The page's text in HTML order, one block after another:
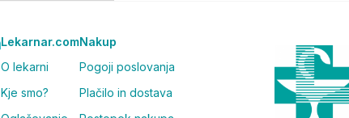
Lekarnar.com
O lekarni
Kje smo?
Nakup
Pogoji poslovanja
Plačilo in dostava